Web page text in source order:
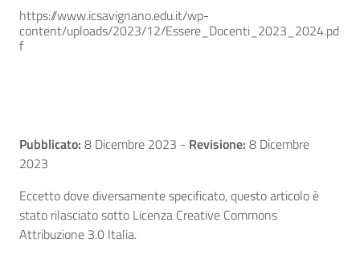
https://www.icsavignano.edu.it/wp-
content/uploads/2023/12/Essere_Docenti_2023_2024.pd
f
Pubblicato: 8 Dicembre 2023 - Revisione: 8 Dicembre
2023
Eccetto dove diversamente specificato, questo articolo è
stato rilasciato sotto Licenza Creative Commons
Attribuzione 3.0 Italia.